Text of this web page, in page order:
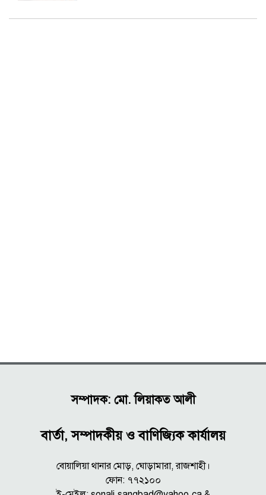
সম্পাদক: মো. লিয়াকত আলী
বার্তা, সম্পাদকীয় ও বাণিজ্যিক কার্যালয়
বোয়ালিয়া থানার মোড়, ঘোড়ামারা, রাজশাহী।
ফোন: ৭৭২১০০